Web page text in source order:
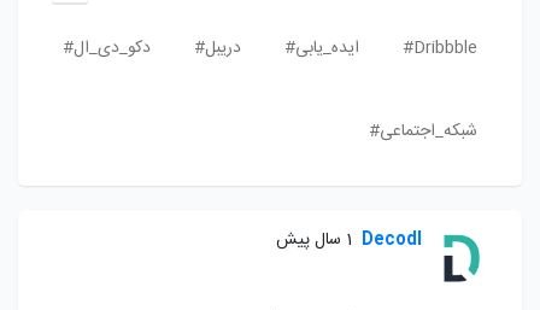
Dribbble# ایده_یابی# دریبل# دکو_دی_ال#
شبکه_اجتماعی#
Decodl 1 سال پیش